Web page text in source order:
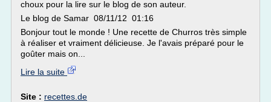
choux pour la lire sur le blog de son auteur.
Le blog de Samar 08/11/12 01:16
Bonjour tout le monde ! Une recette de Churros très simple
à réaliser et vraiment délicieuse. Je l'avais préparé pour le
goûter mais on...
Lire la suite
Site : recettes.de